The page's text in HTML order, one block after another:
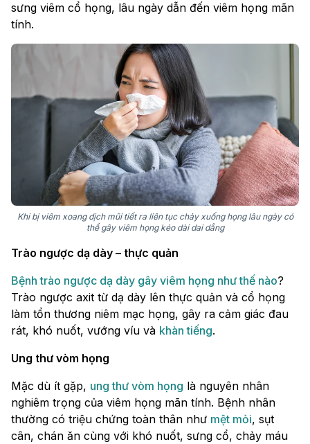
sưng viêm cổ họng, lâu ngày dẫn đến viêm họng mãn
tính.
Khi bị viêm xoang dịch mũi tiết ra liên tục chảy xuống họng lâu ngày có
thể gây viêm họng kéo dài dai dẳng
Trào ngược dạ dày – thực quản
Bệnh trào ngược dạ dày gây viêm họng như thế nào?
Trào ngược axit từ dạ dày lên thực quản và cổ họng
làm tổn thương niêm mạc họng, gây ra cảm giác đau
rát, khó nuốt, vướng víu và khàn tiếng.
Ung thư vòm họng
Mặc dù ít gặp, ung thư vòm họng là nguyên nhân
nghiêm trọng của viêm họng mãn tính. Bệnh nhân
thường có triệu chứng toàn thân như mệt mỏi, sụt
cân, chán ăn cùng với khó nuốt, sưng cổ, chảy máu